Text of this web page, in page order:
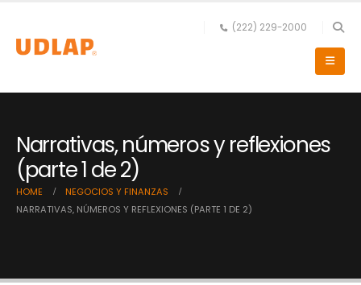
(222) 229-2000
Narrativas, números y reflexiones
(parte 1 de 2)
HOME
NEGOCIOS Y FINANZAS
NARRATIVAS, NÚMEROS Y REFLEXIONES (PARTE 1 DE 2)